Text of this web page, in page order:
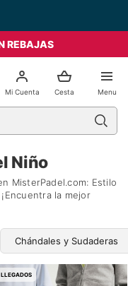
REBAJAS
Menu
Cesta
Mi Cuenta
Niño
MisterPadel.com: Estilo
la mejor
Chándales y Sudaderas
LLEGADOS